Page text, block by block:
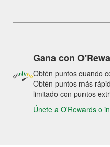
Gana con
Obtén puntos cuando
Obtén puntos más
limitado con puntos
Únete a O'Rewards o